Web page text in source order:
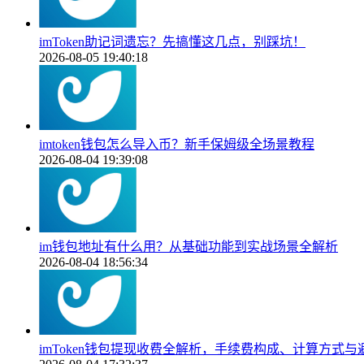
imToken助记词遗忘？先搞懂这几点，别踩坑！
2026-08-05 19:40:18
imtoken钱包怎么导入币？新手保姆级全场景教程
2026-08-04 19:39:08
im钱包地址有什么用？从基础功能到实战场景全解析
2026-08-04 18:56:34
imToken钱包提现收费全解析，手续费构成、计算方式与